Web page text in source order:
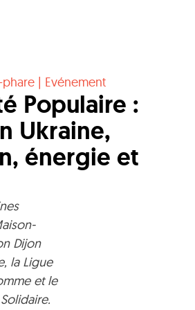
phare | Evénement
Populaire :
Ukraine,
énergie et
Dijon
la Ligue
et le